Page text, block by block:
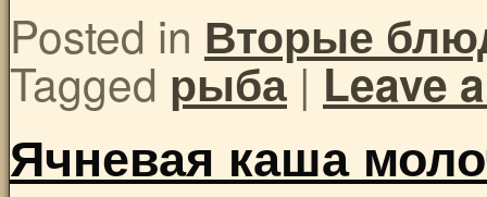
Posted in Вторые
Tagged рыба| Leave
Ячневая каша